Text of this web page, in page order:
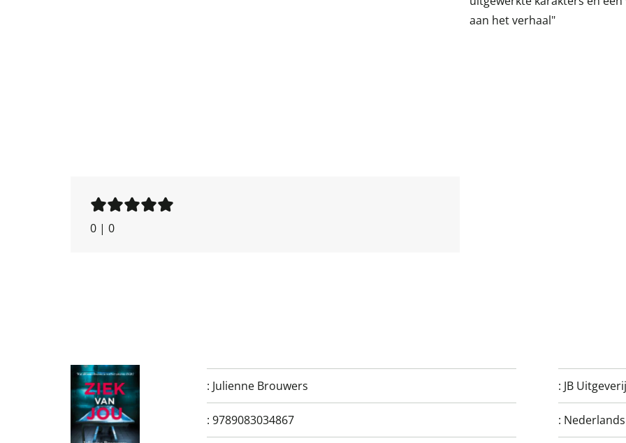
aan het verhaal"
0 | 0
: Julienne Brouwers : JB
: 9789083034867 : Nederlands